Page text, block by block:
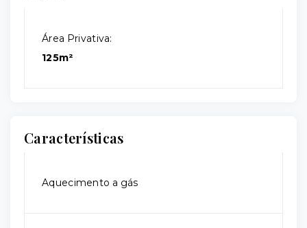
Área Privativa:
125m²
Características
Aquecimento a gás